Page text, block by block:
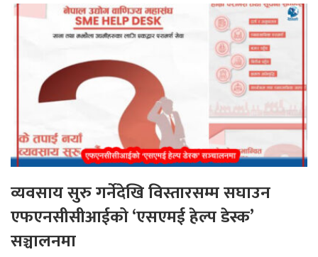
व्यवसाय सुरु गर्नेदेखि विस्तारसम्म सघाउन
एफएनसीसीआईको ‘एसएमई हेल्प डेस्क’
सञ्चालनमा